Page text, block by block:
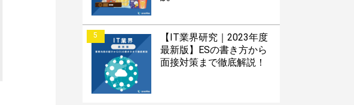
5
【IT業界研究｜2023年度
最新版】ESの書き方から
面接対策まで徹底解説！